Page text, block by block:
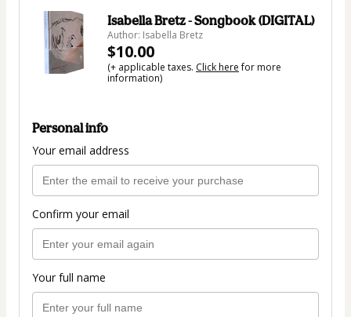
Isabella Bretz - Songbook (DIGITAL)
Author: Isabella Bretz
$10.00
(+ applicable taxes. Click herefor more
information)
Personal info
Your email address
Confirm your email
Your full name